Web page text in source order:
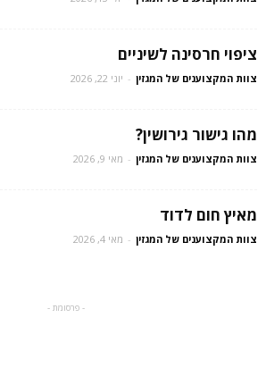
ציפוי חרסינה לשיניים
צוות המקצוענים של המגזין - יוני 22, 2026
מהו גישור גירושין?
צוות המקצוענים של המגזין - מאי 9, 2026
מאיץ חום לדוד
צוות המקצוענים של המגזין - מאי 4, 2026
- פרסומת -